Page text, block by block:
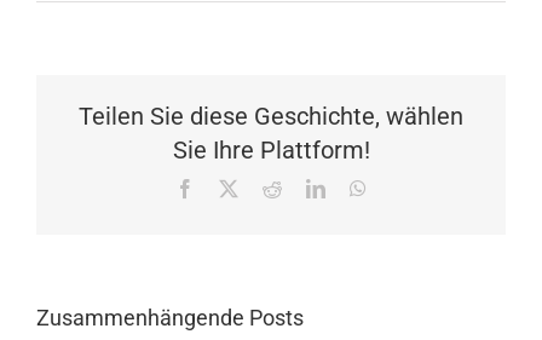
Teilen Sie diese Geschichte, wählen
Sie Ihre Plattform!
Facebook RedditLinkedIn
Zusammenhängende Posts